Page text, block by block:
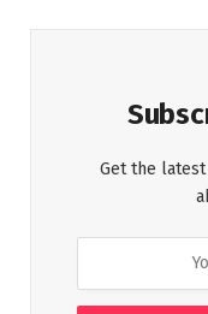
Get the